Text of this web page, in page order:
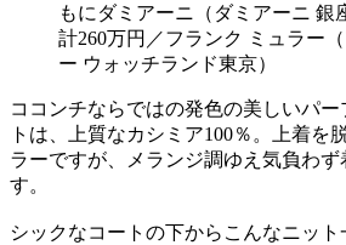
もにダミアーニ（ダミアーニ 銀
計260万円／フランク ミュラー
ー ウォッチランド東京）
ココンチならではの発色の美しいパ
トは、上質なカシミア100％。上着を
ラーですが、メランジ調ゆえ気負わ
す。
シックなコートの下からこんなニッ